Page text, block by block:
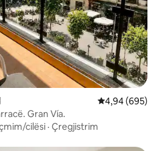
Vlerësimi
4,94 (695)
Gran Vía.
cilësi · Çregjistrim